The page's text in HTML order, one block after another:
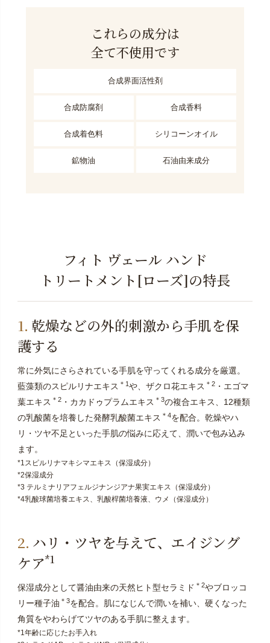
これらの成分は
全て不使用です
合成界面活性剤
合成防腐剤 合成香料
合成着色料 シリコーンオイル
鉱物油 石油由来成分
フィト ヴェール ハンド
トリートメント[ローズ]の特長
乾燥などの外的刺激から手肌を保
護する
常に外気にさらされている手肌を守ってくれる成分を厳選。
藍藻類のスピルリナエキス ＊1や、ザクロ花エキス ＊2・エゴマ
葉エキス ＊2・カカドゥプラムエキス ＊3の複合エキス、12種類
の乳酸菌を培養した発酵乳酸菌エキス ＊4を配合。乾燥やハ
リ・ツヤ不足といった手肌の悩みに応えて、潤いで包み込み
ます。
*1スピルリナマキシマエキス（保湿成分）
*2保湿成分
*3 テルミナリアフェルジナンジアナ果実エキス（保湿成分）
*4乳酸球菌培養エキス、乳酸桿菌培養液、ウメ（保湿成分）
ハリ・ツヤを与えて、エイジング
ケア*1
保湿成分として醤油由来の天然ヒト型セラミド ＊2やブロッコ
リー種子油 ＊3を配合。肌になじんで潤いを補い、硬くなった
角質をやわらげてツヤのある手肌に整えます。
*1年齢に応じたお手入れ